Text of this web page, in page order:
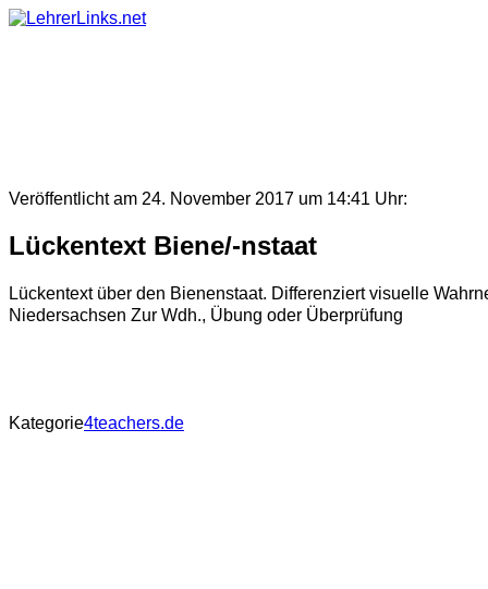
Skip
Veröffentlicht am 24. November 2017 um 14:41 Uhr:
Lückentext Biene/-nstaat
Lückentext über den Bienenstaat. Differenziert visuelle
Niedersachsen Zur Wdh., Übung oder Überprüfung
Kategorie4teachers.de